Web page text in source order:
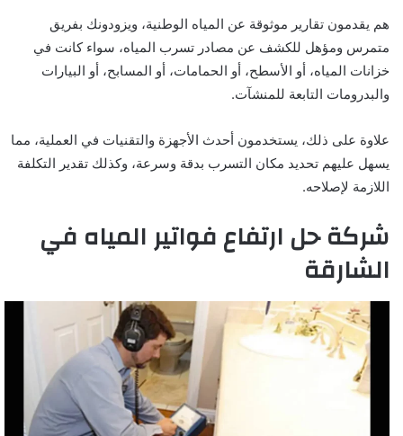
هم يقدمون تقارير موثوقة عن المياه الوطنية، ويزودونك بفريق
متمرس ومؤهل للكشف عن مصادر تسرب المياه، سواء كانت في
خزانات المياه، أو الأسطح، أو الحمامات، أو المسابح، أو البيارات
والبدرومات التابعة للمنشآت.
علاوة على ذلك، يستخدمون أحدث الأجهزة والتقنيات في العملية، مما
يسهل عليهم تحديد مكان التسرب بدقة وسرعة، وكذلك تقدير التكلفة
اللازمة لإصلاحه.
شركة حل ارتفاع فواتير المياه في
الشارقة